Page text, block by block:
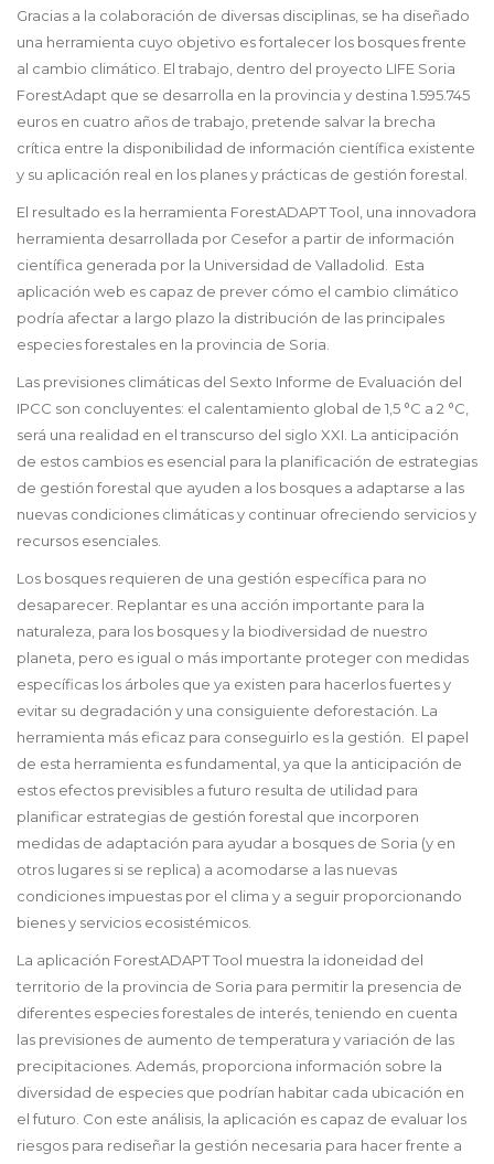
Gracias a la colaboración de diversas disciplinas, se ha diseñado
una herramienta cuyo objetivo es fortalecer los bosques frente
al cambio climático. El trabajo, dentro del proyecto LIFE Soria
ForestAdapt que se desarrolla en la provincia y destina 1.595.745
euros en cuatro años de trabajo, pretende salvar la brecha
crítica entre la disponibilidad de información científica existente
y su aplicación real en los planes y prácticas de gestión forestal.
El resultado es la herramienta ForestADAPT Tool, una innovadora
herramienta desarrollada por Cesefor a partir de información
científica generada por la Universidad de Valladolid. Esta
aplicación web es capaz de prever cómo el cambio climático
podría afectar a largo plazo la distribución de las principales
especies forestales en la provincia de Soria.
Las previsiones climáticas del Sexto Informe de Evaluación del
IPCC son concluyentes: el calentamiento global de 1,5 °C a 2 °C,
será una realidad en el transcurso del siglo XXI. La anticipación
de estos cambios es esencial para la planificación de estrategias
de gestión forestal que ayuden a los bosques a adaptarse a las
nuevas condiciones climáticas y continuar ofreciendo servicios y
recursos esenciales.
Los bosques requieren de una gestión específica para no
desaparecer. Replantar es una acción importante para la
naturaleza, para los bosques y la biodiversidad de nuestro
planeta, pero es igual o más importante proteger con medidas
específicas los árboles que ya existen para hacerlos fuertes y
evitar su degradación y una consiguiente deforestación. La
herramienta más eficaz para conseguirlo es la gestión. El papel
de esta herramienta es fundamental, ya que la anticipación de
estos efectos previsibles a futuro resulta de utilidad para
planificar estrategias de gestión forestal que incorporen
medidas de adaptación para ayudar a bosques de Soria (y en
otros lugares si se replica) a acomodarse a las nuevas
condiciones impuestas por el clima y a seguir proporcionando
bienes y servicios ecosistémicos.
La aplicación ForestADAPT Tool muestra la idoneidad del
territorio de la provincia de Soria para permitir la presencia de
diferentes especies forestales de interés, teniendo en cuenta
las previsiones de aumento de temperatura y variación de las
precipitaciones. Además, proporciona información sobre la
diversidad de especies que podrían habitar cada ubicación en
el futuro. Con este análisis, la aplicación es capaz de evaluar los
riesgos para rediseñar la gestión necesaria para hacer frente a